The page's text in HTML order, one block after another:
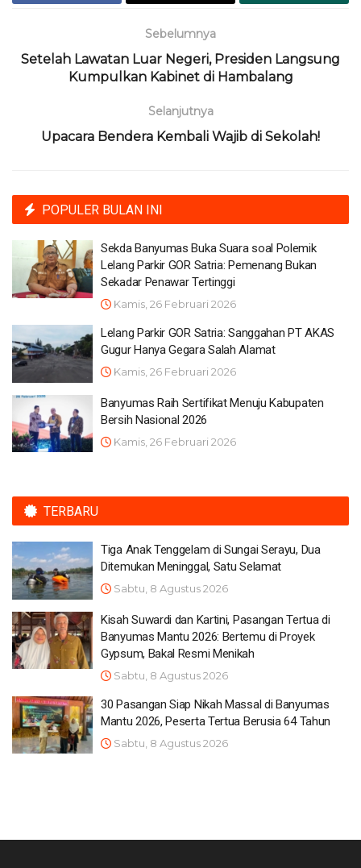
Sebelumnya
Setelah Lawatan Luar Negeri, Presiden Langsung
Kumpulkan Kabinet di Hambalang
Selanjutnya
Upacara Bendera Kembali Wajib di Sekolah!
POPULER BULAN INI
Sekda Banyumas Buka Suara soal Polemik
Lelang Parkir GOR Satria: Pemenang Bukan
Sekadar Penawar Tertinggi
Kamis, 26 Februari 2026
Lelang Parkir GOR Satria: Sanggahan PT AKAS
Gugur Hanya Gegara Salah Alamat
Kamis, 26 Februari 2026
Banyumas Raih Sertifikat Menuju Kabupaten
Bersih Nasional 2026
Kamis, 26 Februari 2026
TERBARU
Tiga Anak Tenggelam di Sungai Serayu, Dua
Ditemukan Meninggal, Satu Selamat
Sabtu, 8 Agustus 2026
Kisah Suwardi dan Kartini, Pasangan Tertua di
Banyumas Mantu 2026: Bertemu di Proyek
Gypsum, Bakal Resmi Menikah
Sabtu, 8 Agustus 2026
30 Pasangan Siap Nikah Massal di Banyumas
Mantu 2026, Peserta Tertua Berusia 64 Tahun
Sabtu, 8 Agustus 2026